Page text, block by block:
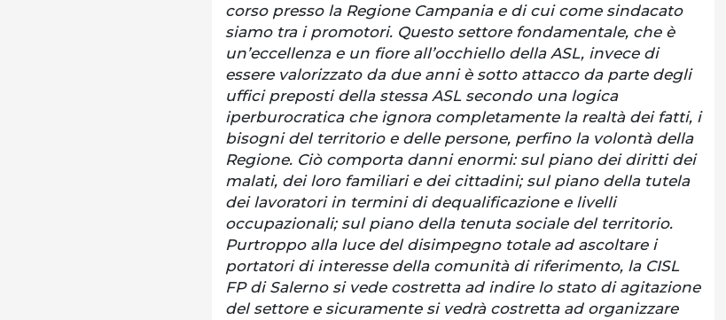
corso presso la Regione Campania e di cui come sindacato
siamo tra i promotori. Questo settore fondamentale, che è
un’eccellenza e un fiore all’occhiello della ASL, invece di
essere valorizzato da due anni è sotto attacco da parte degli
uffici preposti della stessa ASL secondo una logica
iperburocratica che ignora completamente la realtà dei fatti, i
bisogni del territorio e delle persone, perfino la volontà della
Regione. Ciò comporta danni enormi: sul piano dei diritti dei
malati, dei loro familiari e dei cittadini; sul piano della tutela
dei lavoratori in termini di dequalificazione e livelli
occupazionali; sul piano della tenuta sociale del territorio.
Purtroppo alla luce del disimpegno totale ad ascoltare i
portatori di interesse della comunità di riferimento, la CISL
FP di Salerno si vede costretta ad indire lo stato di agitazione
del settore e sicuramente si vedrà costretta ad organizzare